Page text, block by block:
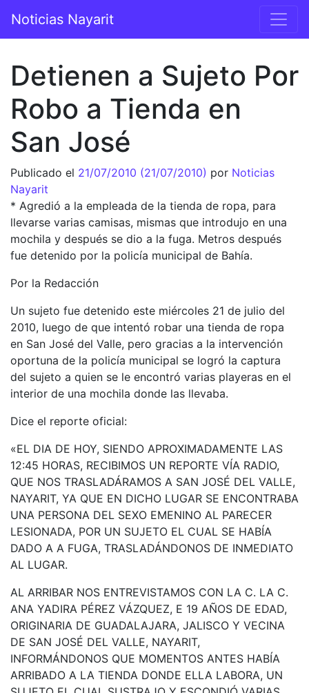
Navegación principal
Noticias Nayarit
Detienen a Sujeto Por
Robo a Tienda en
San José
Publicado el 21/07/2010 (21/07/2010) por Noticias
Nayarit
* Agredió a la empleada de la tienda de ropa, para
llevarse varias camisas, mismas que introdujo en una
mochila y después se dio a la fuga. Metros después
fue detenido por la policía municipal de Bahía.
Por la Redacción
Un sujeto fue detenido este miércoles 21 de julio del
2010, luego de que intentó robar una tienda de ropa
en San José del Valle, pero gracias a la intervención
oportuna de la policía municipal se logró la captura
del sujeto a quien se le encontró varias playeras en el
interior de una mochila donde las llevaba.
Dice el reporte oficial:
«EL DIA DE HOY, SIENDO APROXIMADAMENTE LAS
12:45 HORAS, RECIBIMOS UN REPORTE VÍA RADIO,
QUE NOS TRASLADÁRAMOS A SAN JOSÉ DEL VALLE,
NAYARIT, YA QUE EN DICHO LUGAR SE ENCONTRABA
UNA PERSONA DEL SEXO EMENINO AL PARECER
LESIONADA, POR UN SUJETO EL CUAL SE HABÍA
DADO A A FUGA, TRASLADÁNDONOS DE INMEDIATO
AL LUGAR.
AL ARRIBAR NOS ENTREVISTAMOS CON LA C. LA C.
ANA YADIRA PÉREZ VÁZQUEZ, E 19 AÑOS DE EDAD,
ORIGINARIA DE GUADALAJARA, JALISCO Y VECINA
DE SAN JOSÉ DEL VALLE, NAYARIT,
INFORMÁNDONOS QUE MOMENTOS ANTES HABÍA
ARRIBADO A LA TIENDA DONDE ELLA LABORA, UN